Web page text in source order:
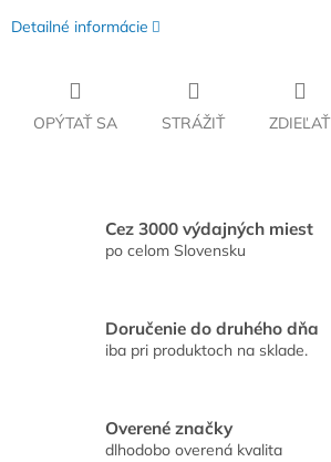
Detailné informácie
OPÝTAŤ SA STRÁŽIŤ ZDIEĽAŤ
Cez 3000 výdajných miest
po celom Slovensku
Doručenie do druhého dňa
iba pri produktoch na sklade.
Overené značky
dlhodobo overená kvalita